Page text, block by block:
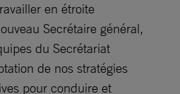
en étroite
Secrétaire général,
du Secrétariat
de nos stratégies
pour conduire et